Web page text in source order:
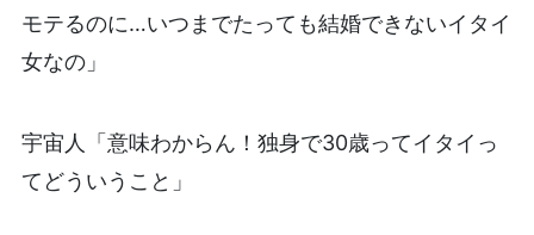
モテるのに…いつまでたっても結婚できないイタイ
女なの」
宇宙人「意味わからん！独身で30歳ってイタイっ
てどういうこと」